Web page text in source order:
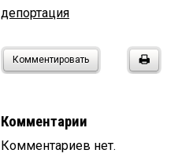
депортация
Комментировать
Комментарии
Комментариев нет.